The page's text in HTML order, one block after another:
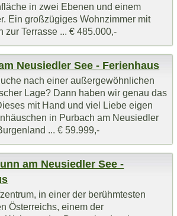
in zwei Ebenen und einem
Ein großzügiges Wohnzimmer mit
zur Terrasse ... € 485.000,-
Neusiedler See - Ferienhaus
nach einer außergewöhnlichen
Lage? Dann haben wir genau das
mit Hand und viel Liebe eigen
in Purbach am Neusiedler
... € 59.999,-
am Neusiedler See -
in einer der berühmtesten
Österreichs, einem der